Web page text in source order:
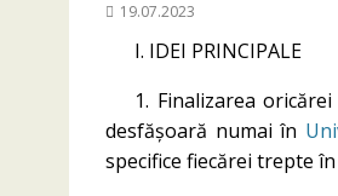
19.07.2023
I. IDEI PRINCIPALE
1. Finalizarea
desfășoară numai în
specifice fiecărei trepte